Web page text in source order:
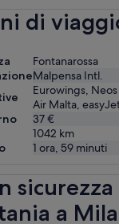
di
Fontanarossa
Malpensa Intl.
Eurowings, Neos
Air Malta,
37 €
1042 km
1 ora, 59 minuti
sicurezza
a